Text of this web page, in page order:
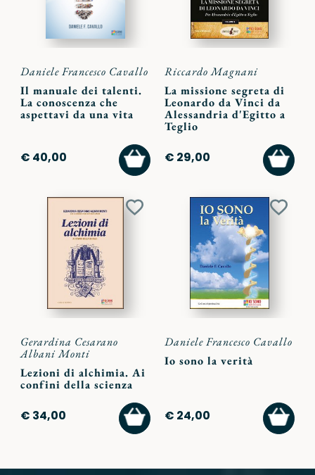
Daniele Francesco Cavallo
Il manuale dei talenti.
La conoscenza che
aspettavi da una vita
€ 40,00
AGGIUNGI
AL
CARRELLO
Riccardo Magnani
La missione segreta di
Leonardo da Vinci da
Alessandria d'Egitto a
Teglio
€ 29,00
AL
Aggiungi
Gerardina Cesarano
Albani Monti
Lezioni di alchimia. Ai
confini della scienza
€ 34,00
AGGIUNGI
AL
CARRELLO
Daniele Francesco Cavallo
Io sono la verità
€ 24,00
AL